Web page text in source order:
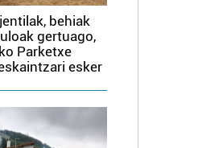
behiak
gertuago,
Parketxe
esker